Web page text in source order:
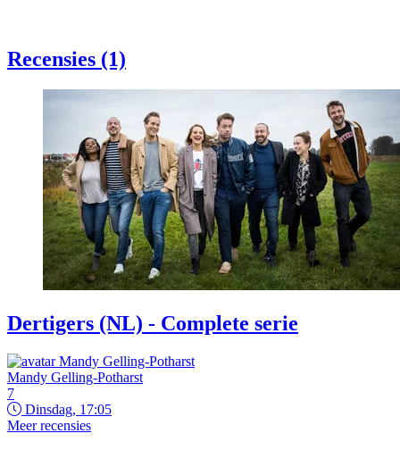
Recensies (1)
Dertigers (NL) - Complete serie
Mandy Gelling-Potharst
7
Dinsdag, 17:05
Meer recensies